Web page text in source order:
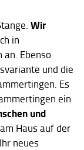
Wir
in
an. Ebenso
und die
Es
ein
und
Haus auf der
neues